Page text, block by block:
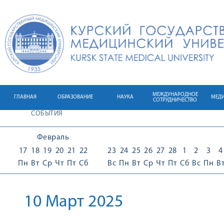
ГЛАВНАЯ ОБРАЗОВАНИЕ НАУКА
МЕЖДУНАРОДНОЕ
СОТРУДНИЧЕСТВО
СОБЫТИЯ
Февраль
17
Пн
18
Вт
19
Ср
20
Чт
21
Пт
22
Сб
23
Вс
24
Пн
25
Вт
26
Ср
27
Чт
28
Пт
1
Сб
2
Вс
3
Пн
4
10 Март 2025